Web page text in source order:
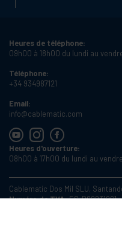
Heures de téléphone:
09h00 à 18h00 du lundi au
Téléphone:
+34 934987121
Email:
info@cablematic.com
Heures d'ouverture:
08h00 à 17h00 du lundi au
Cablematic Dos Mil SLU,
Numéro de TVA:ES-B62231261